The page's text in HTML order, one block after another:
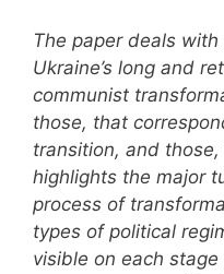
The paper deals
Ukraine’s long and
communist
those, that
transition, and
highlights the major
process of
types of political
visible on each